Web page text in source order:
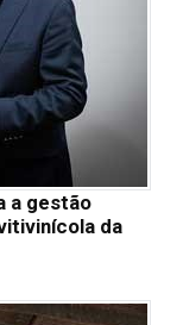
a gestão
da